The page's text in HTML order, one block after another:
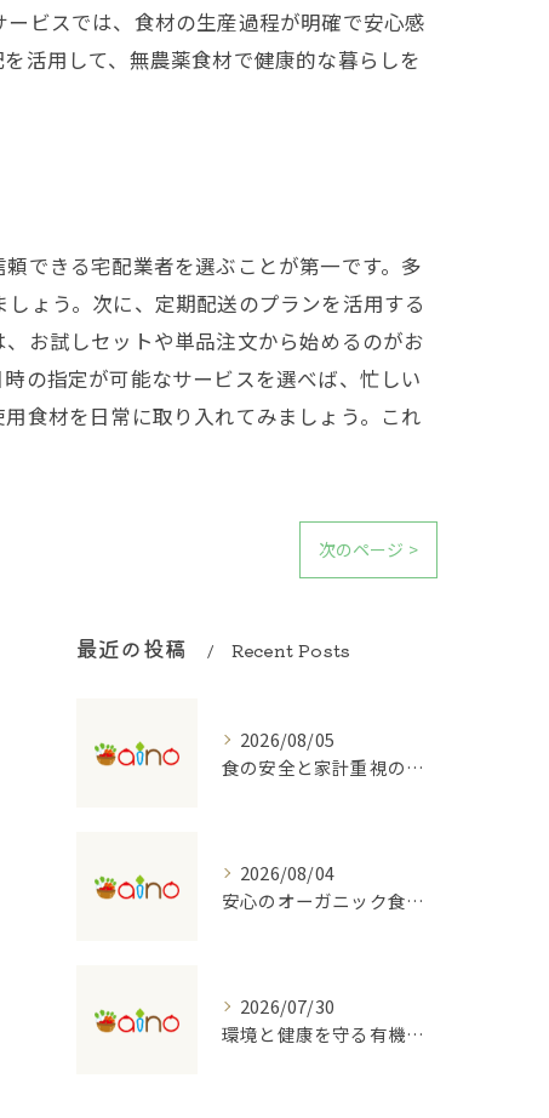
ビスでは、食材の生産過程が明確で安心感
活用して、無農薬食材で健康的な暮らしを
できる宅配業者を選ぶことが第一です。多
ょう。次に、定期配送のプランを活用する
お試しセットや単品注文から始めるのがお
の指定が可能なサービスを選べば、忙しい
食材を日常に取り入れてみましょう。これ
次のページ >
最近の投稿 Recent Posts
2026/08/05
食の安全と家計重視の有機野菜宅配を大阪府で始めるコツ
2026/08/04
安心のオーガニック食品を支える宅配のしくみ
2026/07/30
環境と健康を守る有機野菜の宅配サービスの魅力